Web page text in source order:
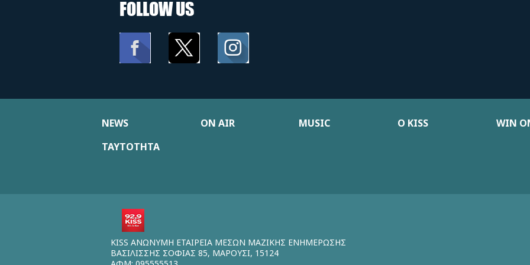
FOLLOW US
NEWS ON AIR MUSIC Ο KISS WIN
ΤΑΥΤΟΤΗΤΑ
KISS ΑΝΩΝΥΜΗ ΕΤΑΙΡΕΙΑ ΜΕΣΩΝ ΜΑΖΙΚΗΣ ΕΝΗΜΕΡΩΣΗΣ
ΒΑΣΙΛΙΣΣΗΣ ΣΟΦΙΑΣ 85, ΜΑΡΟΥΣΙ, 15124